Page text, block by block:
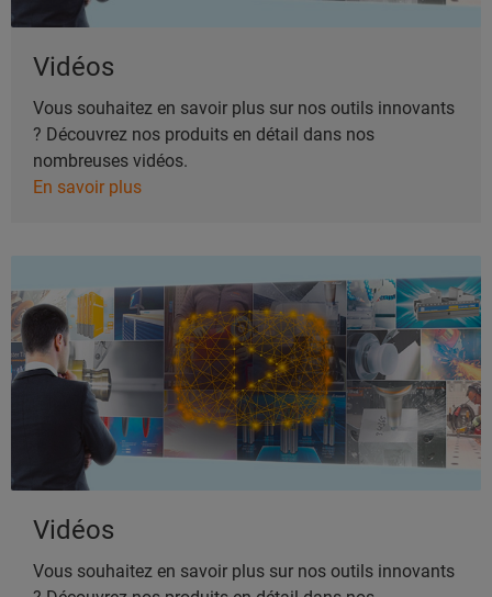
Vidéos
Vous souhaitez en savoir plus sur nos outils innovants
? Découvrez nos produits en détail dans nos
nombreuses vidéos.
En savoir plus
Vidéos
Vous souhaitez en savoir plus sur nos outils innovants